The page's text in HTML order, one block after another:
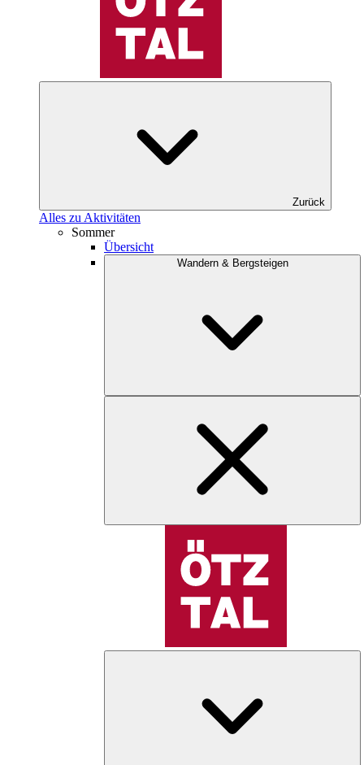
Zurück
Alles zu Aktivitäten
Sommer
Übersicht
Wandern & Bergsteigen